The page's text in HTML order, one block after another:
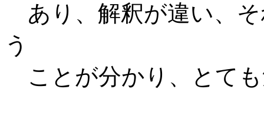
あり、解釈が違い、
う
ことが分かり、とて